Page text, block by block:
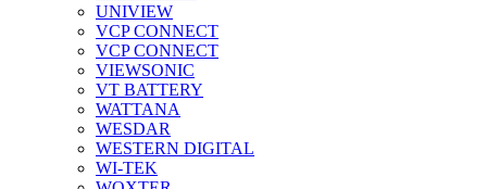
UNIVIEW
VCP CONNECT
VCP CONNECT
VIEWSONIC
VT BATTERY
WATTANA
WESDAR
WESTERN DIGITAL
WI-TEK